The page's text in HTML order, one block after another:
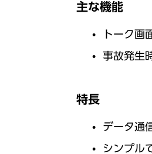
主な機能
トーク画
事故発生
特長
データ通
シンプル